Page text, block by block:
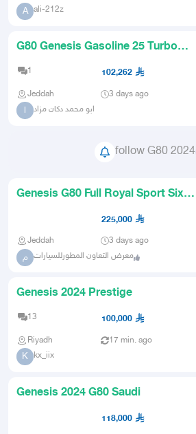
A ali-212z
G80 Genesis Gasoline 25 Turbo
AWD
1 102,262
Jeddah 3 days ago
ا ابو محمد دكان مزاد
follow G80 2024
Genesis G80 Full Royal Sport Six
225,000
Jeddah 3 days ago
م معرض التعاون المطورللسيارات
Genesis 2024 Prestige
13 100,000
Riyadh 17 min. ago
K kx_iix
Genesis 2024 G80 Saudi
118,000